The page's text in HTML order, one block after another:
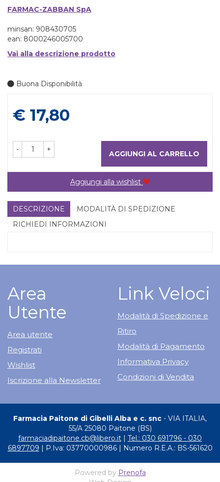
FARMAC-ZABBAN SpA
minsan: 908430705
ean: 8000246005700
Vai alla descrizione prodotto
Buona Disponibilità
Prezzo
€ 17,80
- + AGGIUNGI AL CARRELLO
Aggiungi alla wishlist
DESCRIZIONE
MODALITÀ DI SPEDIZIONE
RICHIEDI INFORMAZIONI
Area
Utente
Area utente
Registrati
Wishlist
Iscrizione alla Newsletter
Link Veloci
Modalità di Spedizione e
Ritiro
Modalità di Pagamento
Informativa Privacy
Condizioni di Vendita
Farmacia Paitone di Gibelli Alba e c. snc - VIA ITALIA,
55/A 25080 Paitone (BS)
farmaciadipaitone.cb@libero.it
Tel.: 030 691796 - 030
6897709 | P.Iva: 03770000986 | Numero R.E.A.: BS-561620
Powered by Prenofa